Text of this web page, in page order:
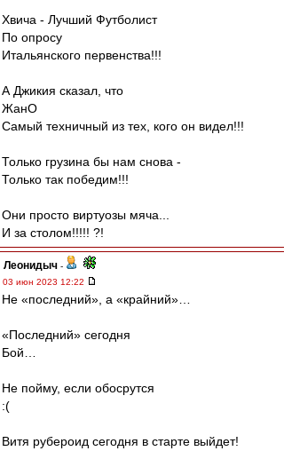
Хвича - Лучший Футболист
По опросу
Итальянского первенства!!!
А Джикия сказал, что
ЖанО
Самый техничный из тех, кого он видел!!!
Только грузина бы нам снова -
Только так победим!!!
Они просто виртуозы мяча...
И за столом!!!!! ?!
Леонидыч -
03 июн 2023 12:22
Не «последний», а «крайний»…
«Последний» сегодня
Бой…
Не пойму, если обосрутся
:(
Витя рубероид сегодня в старте выйдет!